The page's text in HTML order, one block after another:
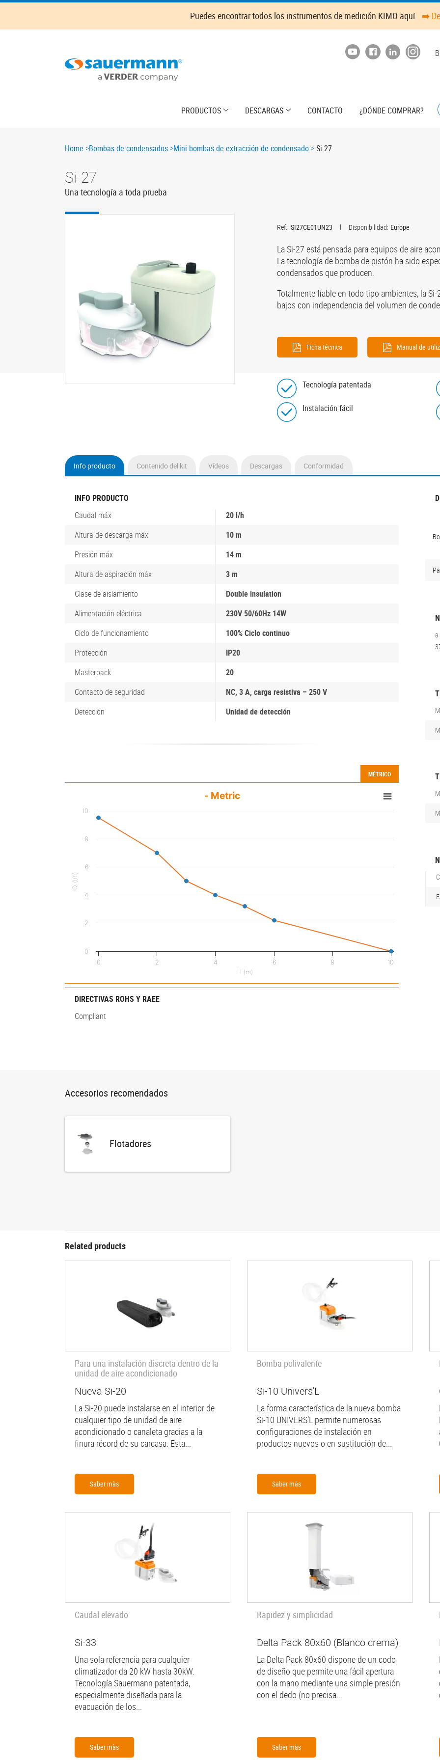
Skip
main
Puedes encontrar todos los instrumentos de medición KIMO aquí ➡️
PRODUCTOS DESCARGAS CONTACTO ¿DÓNDE COMPRAR?
Breadcrumb
Home Bombas de condensados Mini bombas de extracción de condensado Si-27
Si-27
Una tecnología a toda prueba
Disponibilidad: Europe
Ref.: SI27CE01UN23
La Si-27 está pensada para equipos de aire
La tecnología de bomba de pistón ha sido
condensados que producen.
Totalmente fiable en todo tipo ambientes, la
bajos con independencia del volumen de
Ficha técnica Manual de
Tecnología patentada
Instalación fácil
Info producto
(active
Contenido del kit Vídeos Descargas Conformidad
INFO PRODUCTO
Caudal máx
20 l/h
Altura de descarga máx
10 m
Presión máx
14 m
Altura de aspiración máx
3 m
Clase de aislamiento
Double insulation
Alimentación eléctrica
230V 50/60Hz 14W
Ciclo de funcionamiento
100% Ciclo continuo
Protección
IP20
Masterpack
20
Contacto de seguridad
NC, 3 A, carga resistiva – 250 V
Detección
Unidad de detección
MÉTRICO
H (m)
Q (l/h)
- Metric
0 2 4 6 8 10
0
2
4
6
8
10
a
DIRECTIVAS ROHS Y RAEE
Compliant
Accesorios recomendados
Flotadores
Related products
Para una instalación discreta dentro de la
unidad de aire acondicionado
Nueva Si-20
La Si-20 puede instalarse en el interior de
cualquier tipo de unidad de aire
acondicionado o canaleta gracias a la
finura récord de su carcasa. Esta...
Saber màs
Bomba polivalente
Si-10 Univers'L
La forma característica de la nueva bomba
Si-10 UNIVERS’L permite numerosas
configuraciones de instalación en
productos nuevos o en sustitución de...
Saber màs
Caudal elevado
Si-33
Una sola referencia para cualquier
climatizador da 20 kW hasta 30kW.
Tecnología Sauermann patentada,
especialmente diseñada para la
evacuación de los...
Saber màs
Rapidez y simplicidad
Delta Pack 80x60 (Blanco crema)
La Delta Pack 80x60 dispone de un codo
de diseño que permite una fácil apertura
con la mano mediante una simple presión
con el dedo (no precisa...
Saber màs